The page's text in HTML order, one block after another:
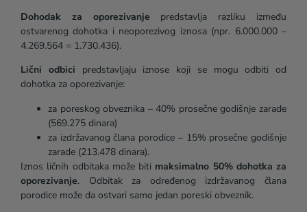
Dohodak za oporezivanje predstavlja razliku između
ostvarenog dohotka i neoporezivog iznosa (npr. 6.000.000 –
4.269.564 = 1.730.436).
Lični odbici predstavljaju iznose koji se mogu odbiti od
dohotka za oporezivanje:
za poreskog obveznika – 40% prosečne godišnje zarade
(569.275 dinara)
za izdržavanog člana porodice – 15% prosečne godišnje
zarade (213.478 dinara).
Iznos ličnih odbitaka može biti maksimalno 50% dohotka za
oporezivanje. Odbitak za određenog izdržavanog člana
porodice može da ostvari samo jedan poreski obveznik.